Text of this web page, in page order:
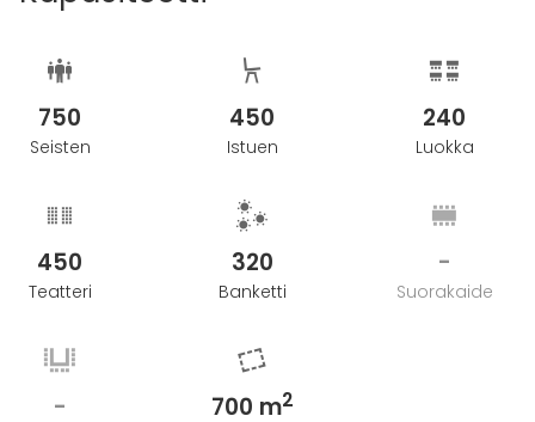
750
Seisten
450
Istuen
240
Luokka
450
Teatteri
320
Banketti
-
Suorakaide
- 700 m2